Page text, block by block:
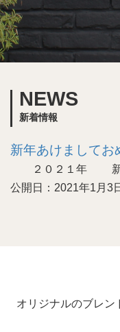
NEWS
新着情報
新年あけましてお
２０２１年 新年
公開日：2021年1月3
オリジナルのブレン